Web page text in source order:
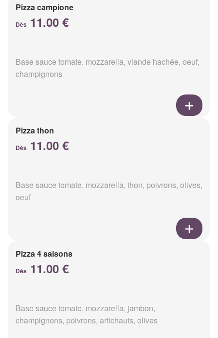
Pizza campione
Dès 11.00 €
Base sauce tomate, mozzarella, viande hachée, oeuf,
champignons
Pizza thon
Dès 11.00 €
Base sauce tomate, mozzarella, thon, poivrons, olives,
oeuf
Pizza 4 saisons
Dès 11.00 €
Base sauce tomate, mozzarella, jambon,
champignons, poivrons, artichauts, olives